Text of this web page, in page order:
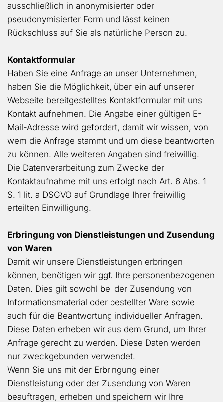
ausschließlich in anonymisierter oder
pseudonymisierter Form und lässt keinen
Rückschluss auf Sie als natürliche Person zu.
Kontaktformular
Haben Sie eine Anfrage an unser Unternehmen,
haben Sie die Möglichkeit, über ein auf unserer
Webseite bereitgestelltes Kontaktformular mit uns
Kontakt aufnehmen. Die Angabe einer gültigen E-
Mail-Adresse wird gefordert, damit wir wissen, von
wem die Anfrage stammt und um diese beantworten
zu können. Alle weiteren Angaben sind freiwillig.
Die Datenverarbeitung zum Zwecke der
Kontaktaufnahme mit uns erfolgt nach Art. 6 Abs. 1
S. 1 lit. a DSGVO auf Grundlage Ihrer freiwillig
erteilten Einwilligung.
Erbringung von Dienstleistungen und Zusendung
von Waren
Damit wir unsere Dienstleistungen erbringen
können, benötigen wir ggf. Ihre personenbezogenen
Daten. Dies gilt sowohl bei der Zusendung von
Informationsmaterial oder bestellter Ware sowie
auch für die Beantwortung individueller Anfragen.
Diese Daten erheben wir aus dem Grund, um Ihrer
Anfrage gerecht zu werden. Diese Daten werden
nur zweckgebunden verwendet.
Wenn Sie uns mit der Erbringung einer
Dienstleistung oder der Zusendung von Waren
beauftragen, erheben und speichern wir Ihre